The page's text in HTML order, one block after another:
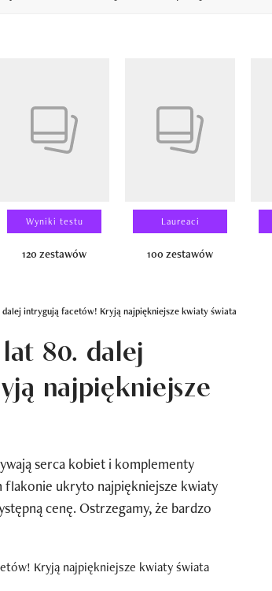
Wyniki testu
120 zestawów
Laureaci
100 zestawów
intrygują facetów! Kryją najpiękniejsze kwiaty świata
80. dalej
najpiękniejsze
serca kobiet i komplementy
flakonie ukryto najpiękniejsze kwiaty
cenę. Ostrzegamy, że bardzo